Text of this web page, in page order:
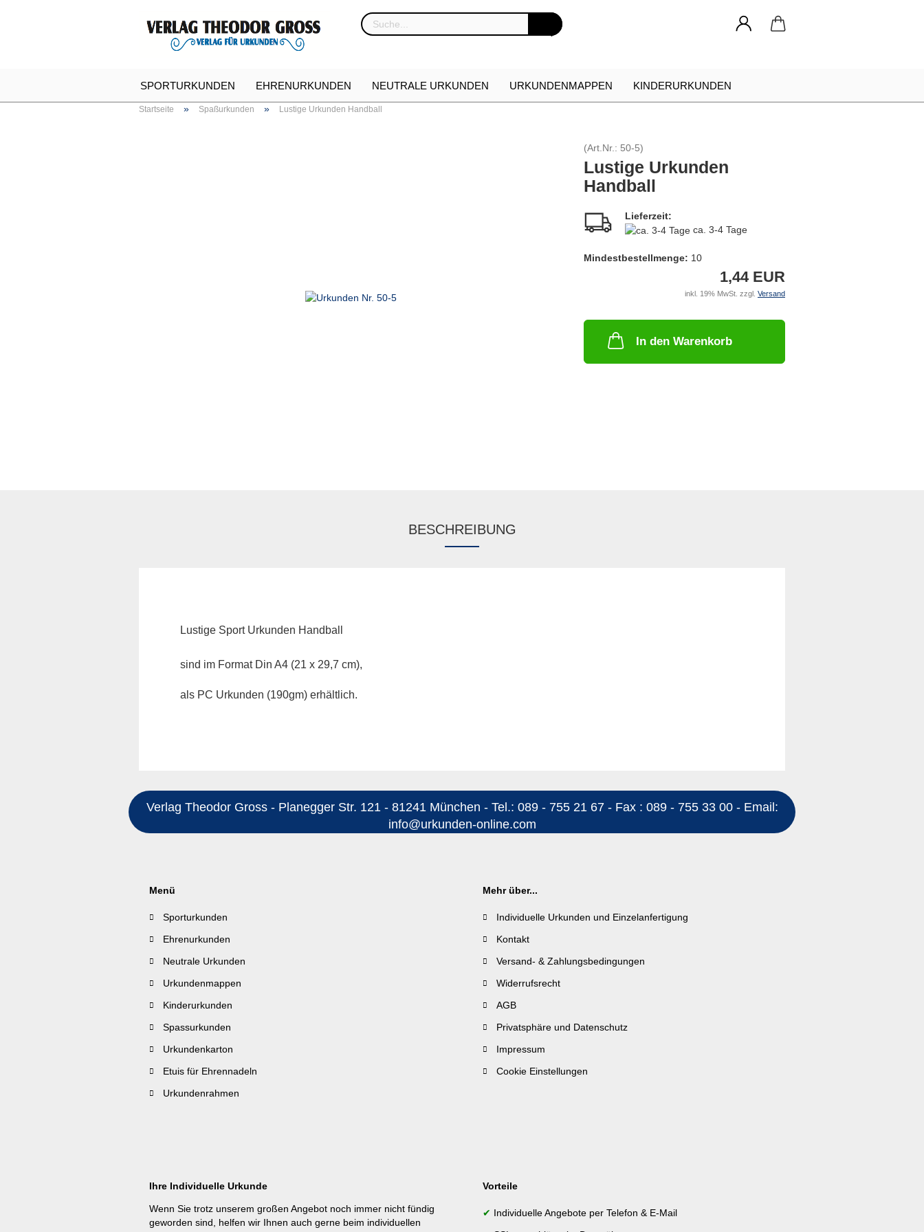
SPORTURKUNDEN EHRENURKUNDEN NEUTRALE URKUNDEN URKUNDENMAPPEN KINDERURKUNDEN
Startseite » Spaßurkunden » Lustige Urkunden Handball
(Art.Nr.: 50-5)
Lustige Urkunden
Handball
Lieferzeit:
ca. 3-4 Tage
Mindestbestellmenge: 10
1,44 EUR
inkl. 19% MwSt. zzgl. Versand
In den Warenkorb
BESCHREIBUNG
Lustige Sport Urkunden Handball
sind im Format Din A4 (21 x 29,7 cm),
als PC Urkunden (190gm) erhältlich.
Verlag Theodor Gross - Planegger Str. 121 - 81241 München - Tel.: 089 - 755 21 67 - Fax : 089 - 755 33 00 - Email:
info@urkunden-online.com
Menü
Sporturkunden
Ehrenurkunden
Neutrale Urkunden
Urkundenmappen
Kinderurkunden
Spassurkunden
Urkundenkarton
Etuis für Ehrennadeln
Urkundenrahmen
Mehr über...
Individuelle Urkunden und Einzelanfertigung
Kontakt
Versand- & Zahlungsbedingungen
Widerrufsrecht
AGB
Privatsphäre und Datenschutz
Impressum
Cookie Einstellungen
Ihre Individuelle Urkunde
Wenn Sie trotz unserem großen Angebot noch immer nicht fündig
geworden sind, helfen wir Ihnen auch gerne beim individuellen
Vorteile
✔ Individuelle Angebote per Telefon & E-Mail